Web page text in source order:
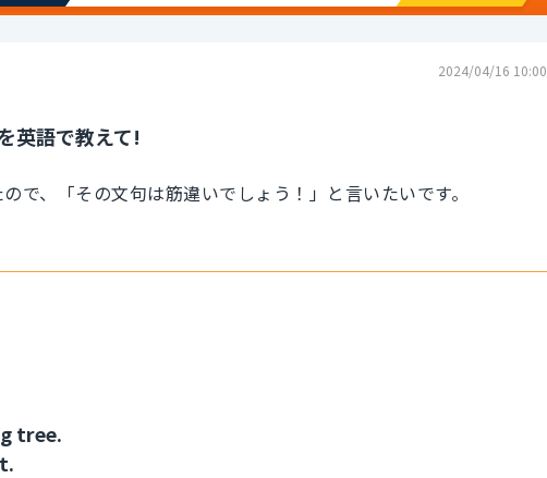
2024/04/16 10:00
英語で教えて!
で、「その文句は筋違いでしょう！」と言いたいです。
tree.